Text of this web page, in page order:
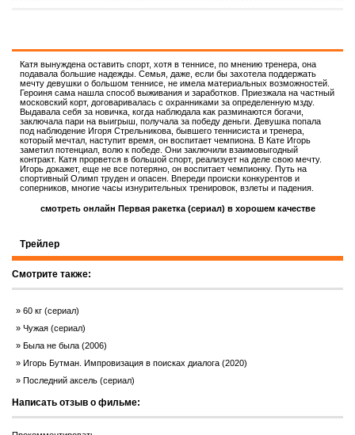
Катя вынуждена оставить спорт, хотя в теннисе, по мнению тренера, она
подавала большие надежды. Семья, даже, если бы захотела поддержать
мечту девушки о большом теннисе, не имела материальных возможностей.
Героиня сама нашла способ выживания и заработков. Приезжала на частный
московский корт, договаривалась с охранниками за определенную мзду.
Выдавала себя за новичка, когда наблюдала как разминаются богачи,
заключала пари на выигрыш, получала за победу деньги. Девушка попала
под наблюдение Игоря Стрельникова, бывшего теннисиста и тренера,
который мечтал, наступит время, он воспитает чемпиона. В Кате Игорь
заметил потенциал, волю к победе. Они заключили взаимовыгодный
контракт. Катя прорвется в большой спорт, реализует на деле свою мечту.
Игорь докажет, еще не все потеряно, он воспитает чемпионку. Путь на
спортивный Олимп труден и опасен. Впереди происки конкурентов и
соперников, многие часы изнурительных тренировок, взлеты и падения.
смотреть онлайн Первая ракетка (сериал) в хорошем качестве
Трейлер
Смотрите также:
60 кг (сериал)
Чужая (сериал)
Была не была (2006)
Игорь Бутман. Импровизация в поисках диалога (2020)
Последний аксель (сериал)
Написать отзыв о фильме: